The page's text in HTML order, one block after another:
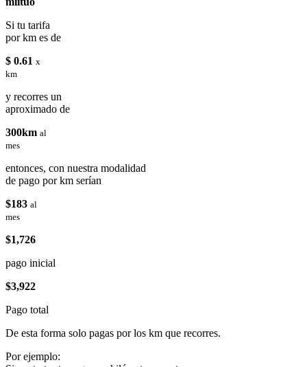
Si tu tarifa
por km es de
$ 0.61 x
km
y recorres un
aproximado de
300km al
mes
entonces, con nuestra modalidad
de pago por km serían
$183 al
mes
$1,726
pago inicial
$3,922
Pago total
De esta forma solo pagas por los km que recorres.
Por ejemplo: